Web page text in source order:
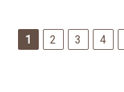
1 2 3 4